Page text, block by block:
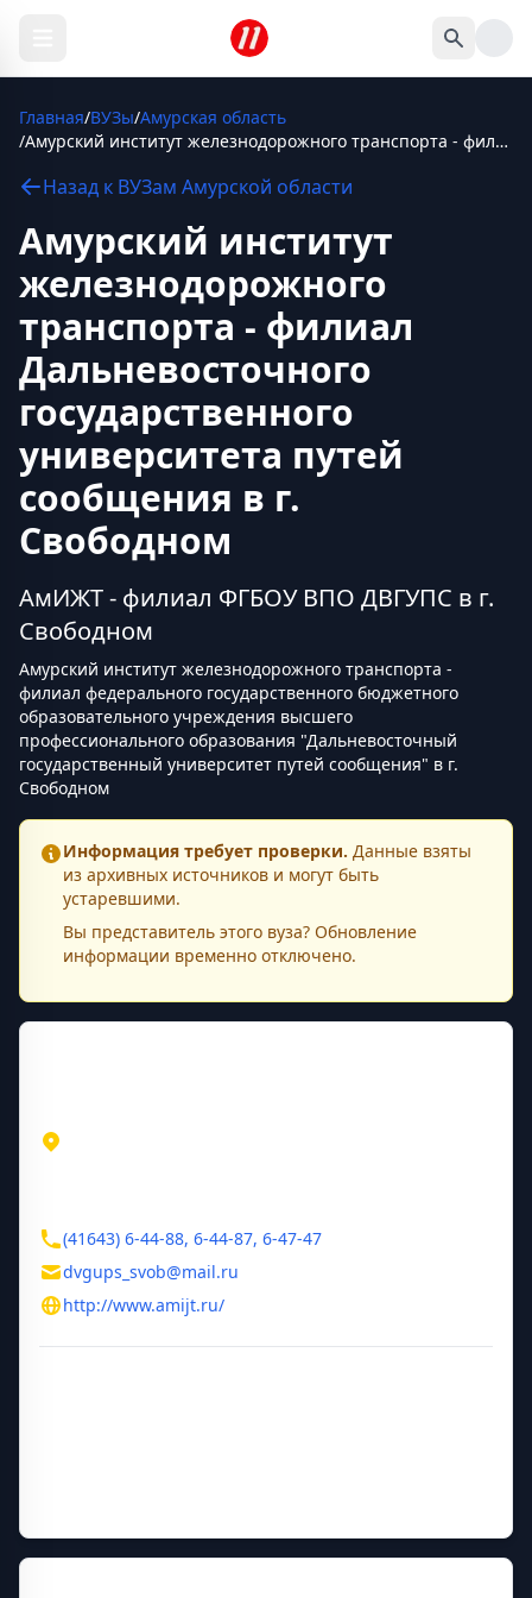
Главная/ВУЗы/Амурская область
/
Амурский институт железнодорожного транспорта - филиал Дальневосточного государственного университета путей сообщения в г. Свободном
Назад к ВУЗам Амурской области
Амурский институт
железнодорожного
транспорта - филиал
Дальневосточного
государственного
университета путей
сообщения в г.
Свободном
АмИЖТ - филиал ФГБОУ ВПО ДВГУПС в г.
Свободном
Амурский институт железнодорожного транспорта -
филиал федерального государственного бюджетного
образовательного учреждения высшего
профессионального образования "Дальневосточный
государственный университет путей сообщения" в г.
Свободном
Информация требует проверки. Данные взяты
из архивных источников и могут быть
устаревшими.
Вы представитель этого вуза? Обновление
информации временно отключено.
(41643) 6-44-88, 6-44-87, 6-47-47
dvgups_svob@mail.ru
http://www.amijt.ru/